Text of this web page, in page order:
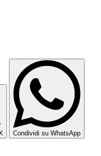
Condividi su WhatsApp